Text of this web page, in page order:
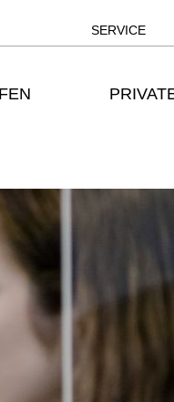
SERVICE